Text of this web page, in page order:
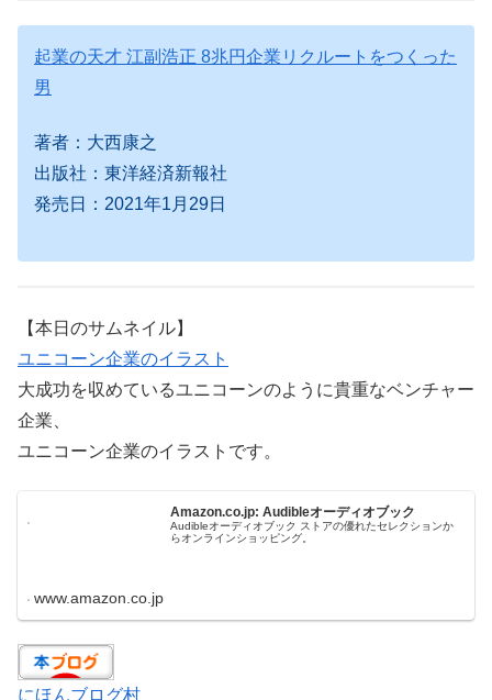
起業の天才 江副浩正 8兆円企業リクルートをつくった
男
著者：大西康之
出版社：東洋経済新報社
発売日：2021年1月29日
【本日のサムネイル】
ユニコーン企業のイラスト
大成功を収めているユニコーンのように貴重なベンチャー
企業、
ユニコーン企業のイラストです。
Amazon.co.jp: Audibleオーディオブック
Audibleオーディオブック ストアの優れたセレクションか
らオンラインショッピング。
www.amazon.co.jp
にほんブログ村